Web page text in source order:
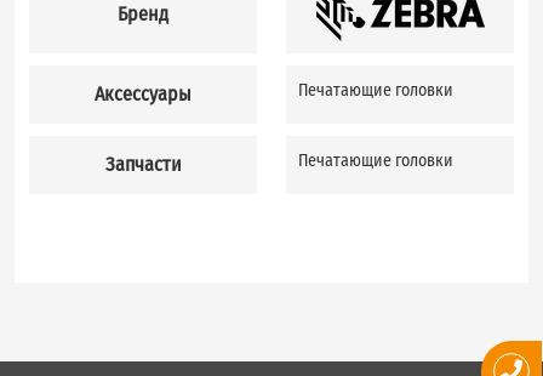
Бренд
Аксессуары
Запчасти
Печатающие головки
Печатающие головки